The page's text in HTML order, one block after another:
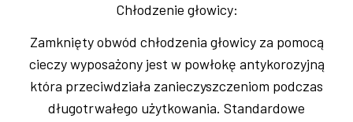
Chłodzenie głowicy:
Zamknięty obwód chłodzenia głowicy za pomocą
cieczy wyposażony jest w powłokę antykorozyjną
która przeciwdziała zanieczyszczeniom podczas
długotrwałego użytkowania. Standardowe